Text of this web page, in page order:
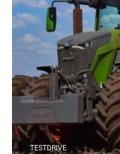
TESTDRIVE